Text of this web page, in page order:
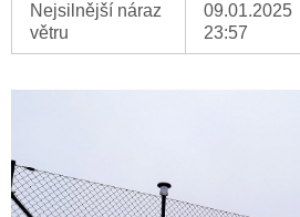
Nejsilnější náraz
větru
09.01.2025
23:57